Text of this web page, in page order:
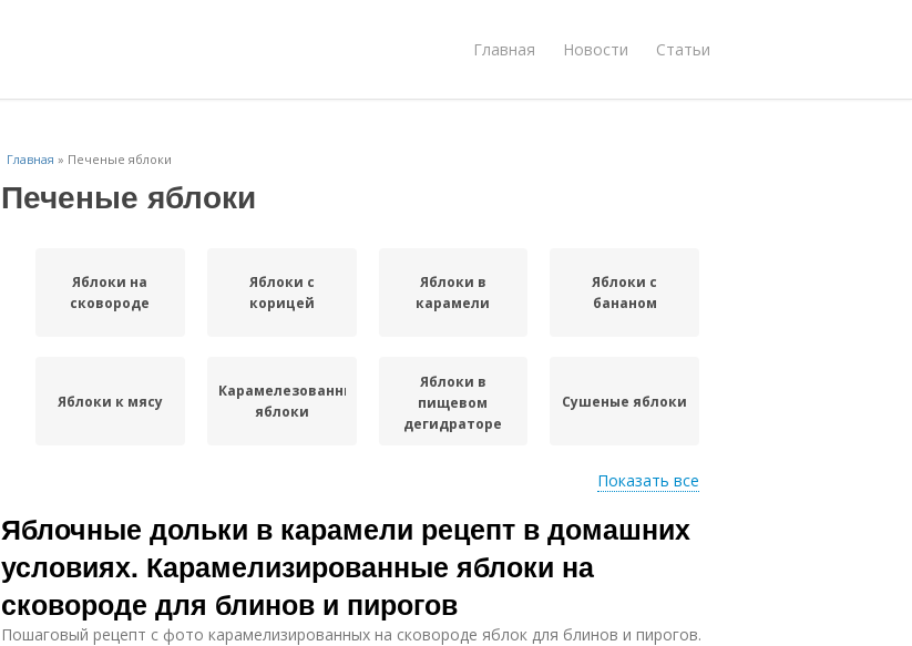
Главная Новости Статьи
Главная » Печеные яблоки
Печеные яблоки
Яблоки на
сковороде
Яблоки с
корицей
Яблоки в
карамели
Яблоки с
бананом
Яблоки к мясу
Карамелезованные
яблоки
Яблоки в
пищевом
дегидраторе
Сушеные яблоки
духовке
вяленых яблок
сушеных яблок
Варение из
яблок
Яблоки в
электросушилке
Вяленые яблоки
солнце
Показать все
Яблочные дольки в карамели рецепт в домашних
условиях. Карамелизированные яблоки на
сковороде для блинов и пирогов
Пошаговый рецепт с фото карамелизированных на сковороде яблок для блинов и пирогов.